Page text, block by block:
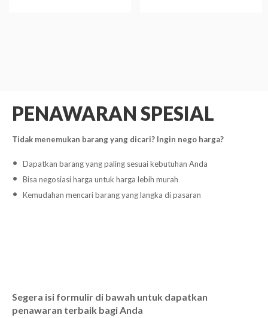
PENAWARAN SPESIAL
Tidak menemukan barang yang dicari? Ingin nego harga?
Dapatkan barang yang paling sesuai kebutuhan Anda
Bisa negosiasi harga untuk harga lebih murah
Kemudahan mencari barang yang langka di pasaran
Segera isi formulir di bawah untuk dapatkan
penawaran terbaik bagi Anda